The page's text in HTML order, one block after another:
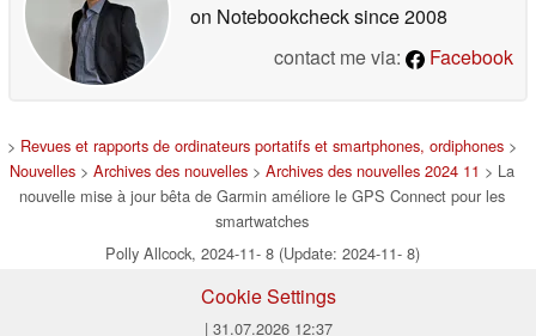
on Notebookchecksince 2008
contact me via:
Facebook
> Revues et rapports de ordinateurs portatifs et smartphones, ordiphones >
Nouvelles > Archives des nouvelles > Archives des nouvelles 2024 11 > La
nouvelle mise à jour bêta de Garmin améliore le GPS Connect pour les
smartwatches
Polly Allcock, 2024-11- 8 (Update: 2024-11- 8)
Cookie Settings
| 31.07.2026 12:37